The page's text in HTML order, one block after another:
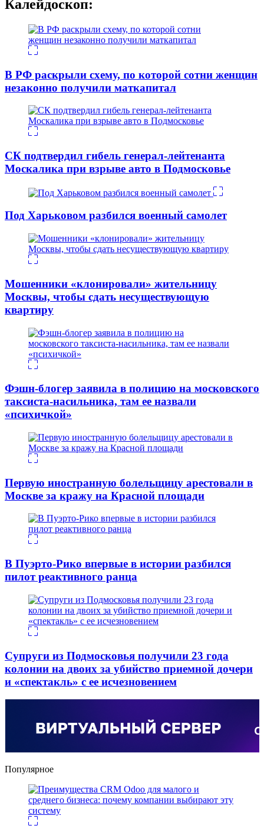
Калейдоскоп:
В РФ раскрыли схему, по которой сотни женщин
незаконно получили маткапитал
СК подтвердил гибель генерал-лейтенанта
Москалика при взрыве авто в Подмосковье
Под Харьковом разбился военный самолет
Мошенники «клонировали» жительницу
Москвы, чтобы сдать несуществующую
квартиру
Фэшн-блогер заявила в полицию на московского
таксиста-насильника, там ее назвали
«психичкой»
Первую иностранную болельщицу арестовали в
Москве за кражу на Красной площади
В Пуэрто-Рико впервые в истории разбился
пилот реактивного ранца
Супруги из Подмосковья получили 23 года
колонии на двоих за убийство приемной дочери
и «спектакль» с ее исчезновением
Популярное